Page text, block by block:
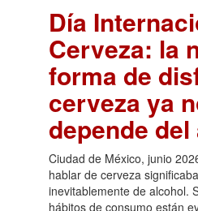
Día
Cerveza: la
forma de
cerveza ya
depende
Ciudad de México, junio
hablar de cerveza
inevitablemente de alcohol.
hábitos de consumo están